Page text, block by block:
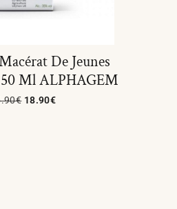
De Jeunes
50 Ml ALPHAGEM
€ 18.90€